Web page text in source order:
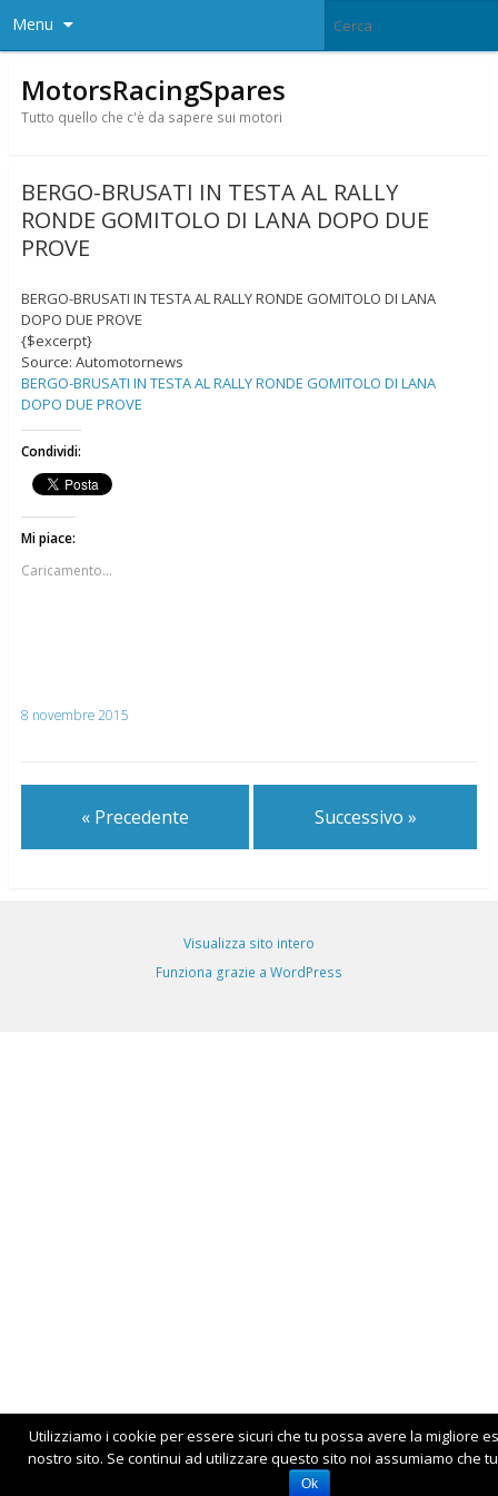
Menu
MotorsRacingSpares
Tutto quello che c'è da sapere sui motori
BERGO-BRUSATI IN TESTA AL RALLY
RONDE GOMITOLO DI LANA DOPO DUE
PROVE
BERGO-BRUSATI IN TESTA AL RALLY RONDE GOMITOLO DI LANA
DOPO DUE PROVE
{$excerpt}
Source: Automotornews
BERGO-BRUSATI IN TESTA AL RALLY RONDE GOMITOLO DI LANA
DOPO DUE PROVE
Condividi:
Mi piace:
Caricamento...
8 novembre 2015
« Precedente Successivo »
Visualizza sito intero
Funziona grazie a WordPress
Utilizziamo i cookie per essere sicuri che tu possa avere la migliore
nostro sito. Se continui ad utilizzare questo sito noi assumiamo che
Ok